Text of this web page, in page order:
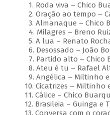
1. Roda viva – Chico
2. Oração ao tempo –
3. Almanaque – Chico
4. Milagres – Breno Ruiz
5. A lua – Renato
6. Desossado – João
7. Partido alto – Chico
8. Ateu é tu – Rafael
9. Angélica – Miltinho e
10. Cicatrizes – Miltinho
11. Cálice – Chico
12. Brasileia – Guinga e